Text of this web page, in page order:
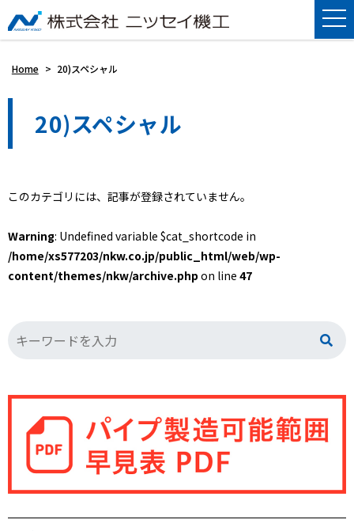
Home > 20)スペシャル
20)スペシャル
このカテゴリには、記事が登録されていません。
Warning: Undefined variable $cat_shortcode in
/home/xs577203/nkw.co.jp/public_html/web/wp-
content/themes/nkw/archive.php on line 47